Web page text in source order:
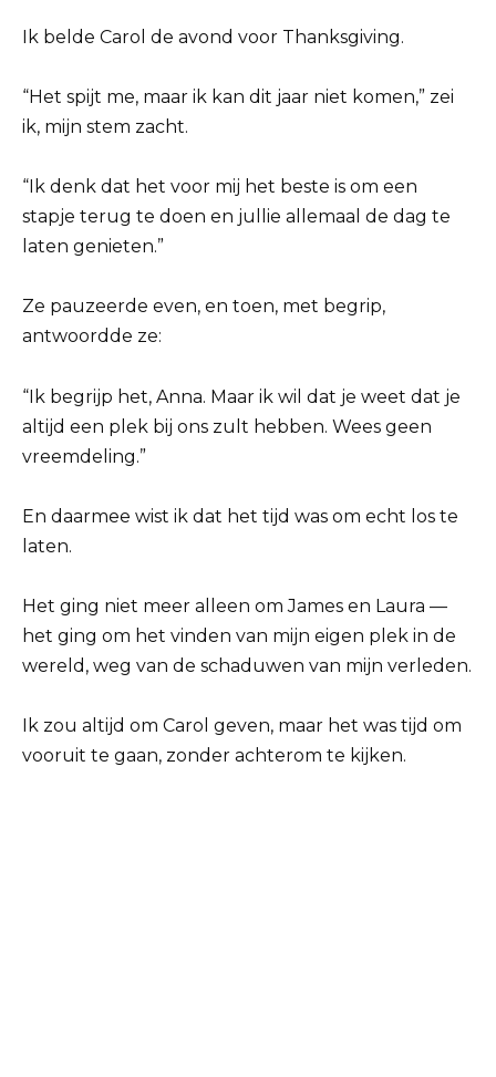
Ik belde Carol de avond voor Thanksgiving.
“Het spijt me, maar ik kan dit jaar niet komen,” zei
ik, mijn stem zacht.
“Ik denk dat het voor mij het beste is om een
stapje terug te doen en jullie allemaal de dag te
laten genieten.”
Ze pauzeerde even, en toen, met begrip,
antwoordde ze:
“Ik begrijp het, Anna. Maar ik wil dat je weet dat je
altijd een plek bij ons zult hebben. Wees geen
vreemdeling.”
En daarmee wist ik dat het tijd was om echt los te
laten.
Het ging niet meer alleen om James en Laura —
het ging om het vinden van mijn eigen plek in de
wereld, weg van de schaduwen van mijn verleden.
Ik zou altijd om Carol geven, maar het was tijd om
vooruit te gaan, zonder achterom te kijken.